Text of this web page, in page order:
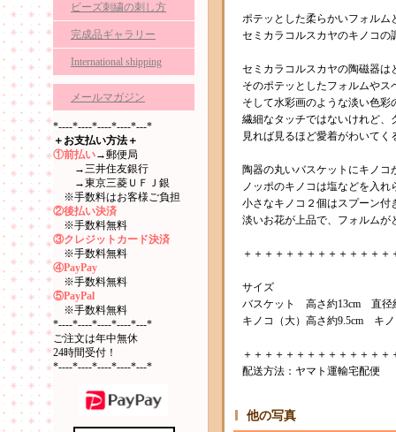
ビーズ刺繍の刺し方
完成品ギャラリー
International shipping
メールマガジン
*----*----*----*----*---*
＋お支払い方法＋
①前払い→郵便局
→三井住友銀行
→東京三菱ＵＦＪ銀
※手数料はお客様ご負担
②後払い決済
※手数料無料
③クレジットカード決済
※手数料無料
④PayPay
※手数料無料
⑤PayPal
※手数料無料
*----*----*----*----*---*
ご注文は年中無休
24時間受付！
*----*----*----*----*---*
ポテッとした柔らかいフォルム
セミカラコルスカヤのキノコの
セミカラコルスカヤの陶磁器は
そのポテッとしたフォルムや
そして水彩画のような淡い色彩
繊細なタッチではないけれど、
見れば見るほど愛着がわいてく
陶器の丸いバスケットにキノコ
ノッポのキノコは塩などを入
小さなキノコ２個はスプーン付
淡いお花が上品で、フォルム
＋＋＋＋＋＋＋＋＋＋＋＋＋
サイズ
バスケット 高さ約13cm 直径
キノコ（大）高さ約9.5cm キノ
＋＋＋＋＋＋＋＋＋＋＋＋＋
配送方法：ヤマト運輸宅配便
他の写真